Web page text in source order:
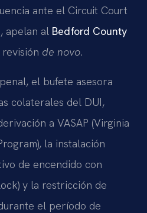
ante el Circuit Court
apelan al Bedford County
de novo.
el bufete asesora
colaterales del DUI,
a VASAP (Virginia
la instalación
de encendido con
y la restricción de
el período de